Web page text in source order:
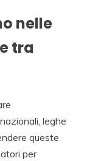
nelle
tra
leghe
queste
per